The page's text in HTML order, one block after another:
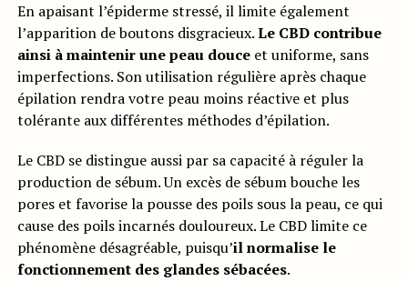
En apaisant l’épiderme stressé, il limite également
l’apparition de boutons disgracieux.Le CBD contribue
ainsi à maintenir une peau douce et uniforme, sans
imperfections. Son utilisation régulière après chaque
épilation rendra votre peau moins réactive et plus
tolérante aux différentes méthodes d’épilation.
Le CBD se distingue aussi par sa capacité à réguler la
production de sébum. Un excès de sébum bouche les
pores et favorise la pousse des poils sous la peau, ce qui
cause des poils incarnés douloureux. Le CBD limite ce
phénomène désagréable, puisqu’il normalise le
fonctionnement des glandes sébacées.